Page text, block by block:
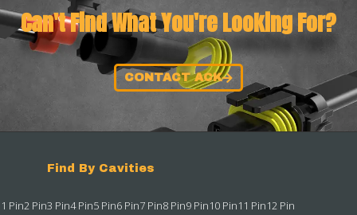
Can't Find What You're Looking For?
CONTACT ACK
Find By Cavities
1 Pin2 Pin3 Pin4 Pin5 Pin6 Pin7 Pin8 Pin9 Pin10 Pin11 Pin12 Pin